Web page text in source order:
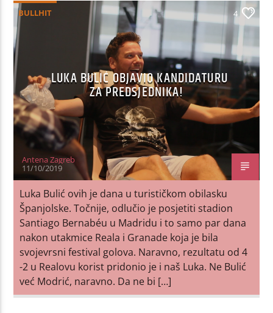
BULLHIT 4
LUKA BULIĆ OBJAVIO KANDIDATURU
ZA PREDSJEDNIKA!
Antena Zagreb
11/10/2019
Luka Bulić ovih je dana u turističkom obilasku
Španjolske. Točnije, odlučio je posjetiti stadion
Santiago Bernabéu u Madridu i to samo par dana
nakon utakmice Reala i Granade koja je bila
svojevrsni festival golova. Naravno, rezultatu od 4
-2 u Realovu korist pridonio je i naš Luka. Ne Bulić
već Modrić, naravno. Da ne bi […]